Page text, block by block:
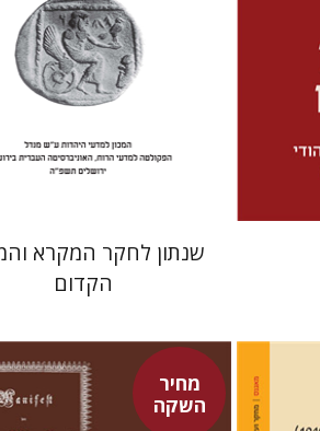
$46
$41
שנתון לחקר המקרא
הקדום
מחיר
השקהפיני איפרגן